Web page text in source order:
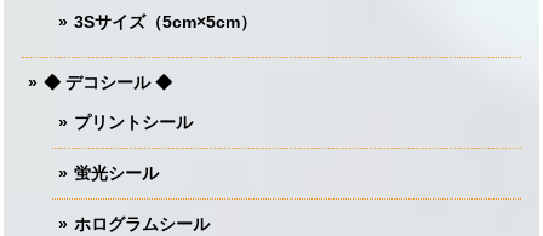
3Sサイズ（5cm×5cm）
◆ デコシール ◆
プリントシール
蛍光シール
ホログラムシール